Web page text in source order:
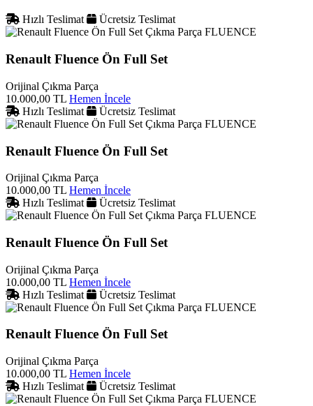
Hızlı Teslimat
Ücretsiz Teslimat
FLUENCE
Renault Fluence Ön Full Set
Orijinal Çıkma Parça
10.000,00 TL Hemen İncele
Hızlı Teslimat
Ücretsiz Teslimat
FLUENCE
Renault Fluence Ön Full Set
Orijinal Çıkma Parça
10.000,00 TL Hemen İncele
Hızlı Teslimat
Ücretsiz Teslimat
FLUENCE
Renault Fluence Ön Full Set
Orijinal Çıkma Parça
10.000,00 TL Hemen İncele
Hızlı Teslimat
Ücretsiz Teslimat
FLUENCE
Renault Fluence Ön Full Set
Orijinal Çıkma Parça
10.000,00 TL Hemen İncele
Hızlı Teslimat
Ücretsiz Teslimat
FLUENCE